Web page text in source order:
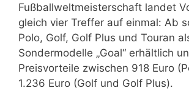
Fußballweltmeisterschaft landet
gleich vier Treffer auf einmal: Ab
Polo, Golf, Golf Plus und Touran
Sondermodelle „Goal“ erhältlich
Preisvorteile zwischen 918 Euro
1.236 Euro (Golf und Golf Plus).